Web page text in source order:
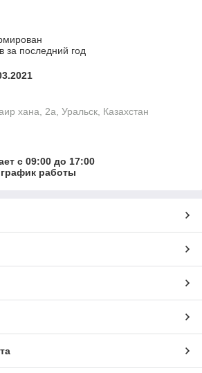
за последний год
хана, 2а, Уральск, Казахстан
с 09:00 до 17:00
работы